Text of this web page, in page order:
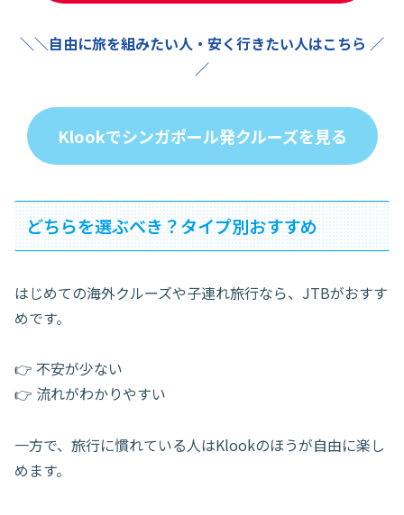
＼＼自由に旅を組みたい人・安く行きたい人はこちら ／
／
Klookでシンガポール発クルーズを見る
どちらを選ぶべき？タイプ別おすすめ
はじめての海外クルーズや子連れ旅行なら、JTBがおすす
めです。
👉 不安が少ない
👉 流れがわかりやすい
一方で、旅行に慣れている人はKlookのほうが自由に楽し
めます。